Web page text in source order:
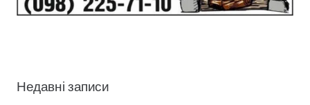
Недавні записи